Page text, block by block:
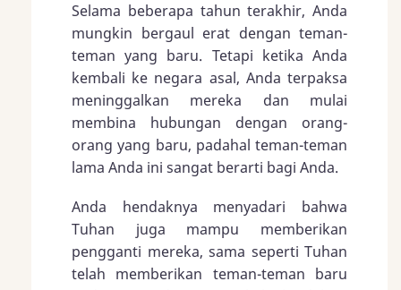
Selama beberapa tahun terakhir, Anda
mungkin bergaul erat dengan teman-
teman yang baru. Tetapi ketika Anda
kembali ke negara asal, Anda terpaksa
meninggalkan mereka dan mulai
membina hubungan dengan orang-
orang yang baru, padahal teman-teman
lama Anda ini sangat berarti bagi Anda.
Anda hendaknya menyadari bahwa
Tuhan juga mampu memberikan
pengganti mereka, sama seperti Tuhan
telah memberikan teman-teman baru